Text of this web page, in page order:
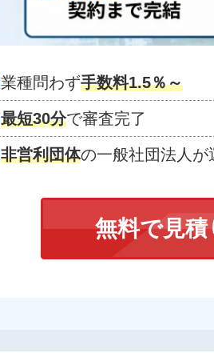
業種問わず手数料1.5％～
最短30分で審査完了
非営利団体の一般社団法人が
無料で見